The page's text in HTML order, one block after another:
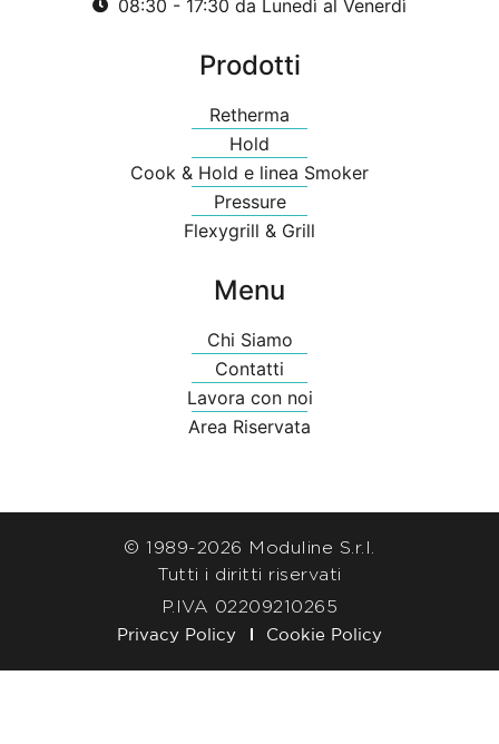
08:30 - 17:30 da Lunedì al Venerdì
Prodotti
Retherma
Hold
Cook & Hold e linea Smoker
Pressure
Flexygrill & Grill
Menu
Chi Siamo
Contatti
Lavora con noi
Area Riservata
© 1989-2026 Moduline S.r.l.
Tutti i diritti riservati
P.IVA 02209210265
Privacy Policy Cookie Policy